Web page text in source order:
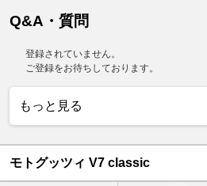
Q&A・質問
登録されていません。
ご登録をお待ちしております。
もっと見る
モトグッツィ V7 classic